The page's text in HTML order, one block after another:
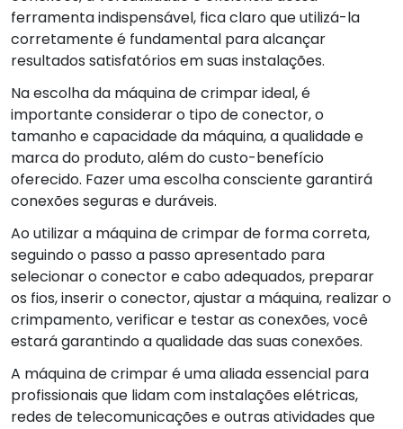
ferramenta indispensável, fica claro que utilizá-la
corretamente é fundamental para alcançar
resultados satisfatórios em suas instalações.
Na escolha da máquina de crimpar ideal, é
importante considerar o tipo de conector, o
tamanho e capacidade da máquina, a qualidade e
marca do produto, além do custo-benefício
oferecido. Fazer uma escolha consciente garantirá
conexões seguras e duráveis.
Ao utilizar a máquina de crimpar de forma correta,
seguindo o passo a passo apresentado para
selecionar o conector e cabo adequados, preparar
os fios, inserir o conector, ajustar a máquina, realizar o
crimpamento, verificar e testar as conexões, você
estará garantindo a qualidade das suas conexões.
A máquina de crimpar é uma aliada essencial para
profissionais que lidam com instalações elétricas,
redes de telecomunicações e outras atividades que